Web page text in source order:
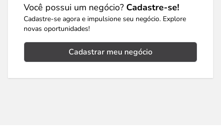
Você possui um negócio? Cadastre-se!
Cadastre-se agora e impulsione seu negócio. Explore
novas oportunidades!
Cadastrar meu negócio